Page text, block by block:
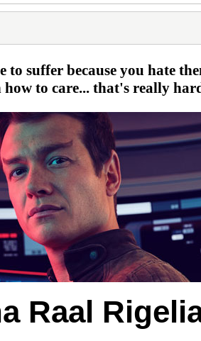
to suffer because you hate
how to care... that's really
Raal